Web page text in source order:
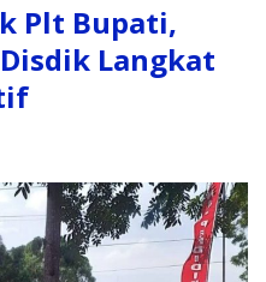
Plt Bupati,
Langkat